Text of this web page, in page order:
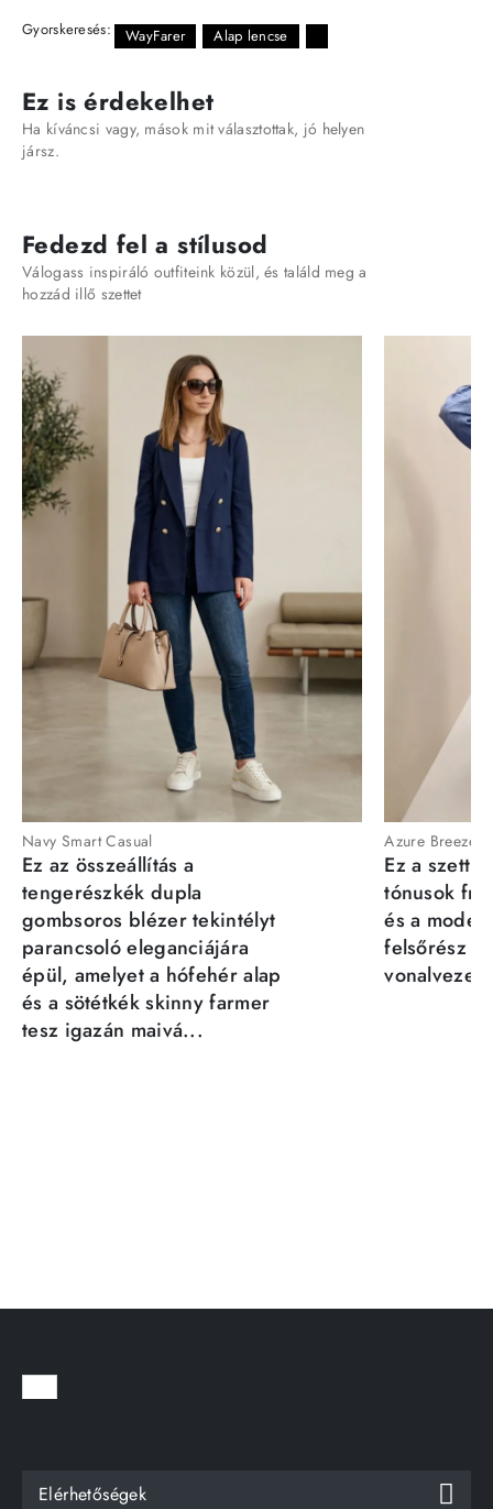
Gyorskeresés: WayFarer Alap lencse
Ez is érdekelhet
Ha kíváncsi vagy, mások mit választottak, jó helyen
jársz.
Fedezd fel a stílusod
Válogass inspiráló outfiteink közül, és találd meg a
hozzád illő szettet
Navy Smart Casual
Ez az összeállítás a
tengerészkék dupla
gombsoros blézer tekintélyt
parancsoló eleganciájára
épül, amelyet a hófehér alap
és a sötétkék skinny farmer
tesz igazán maivá...
Azure Breeze
Ez a szett
tónusok
és a
felsőrész
Elérhetőségek